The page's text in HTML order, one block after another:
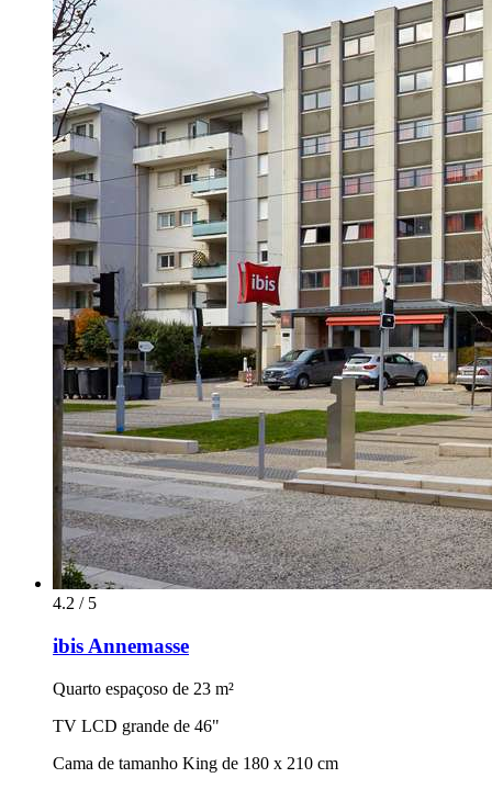
4.2 / 5
ibis Annemasse
Quarto espaçoso de 23 m²
TV LCD grande de 46"
Cama de tamanho King de 180 x 210 cm